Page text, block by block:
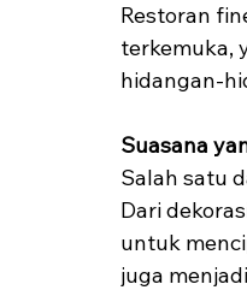
Restoran
terkemuka,
hidangan-
Suasana
Salah satu
Dari
untuk
juga